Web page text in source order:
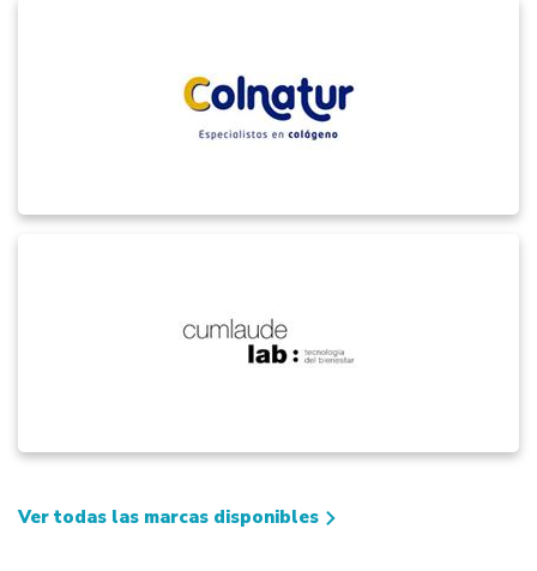
Ver todas las marcas disponibles